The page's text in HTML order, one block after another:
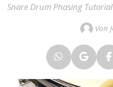
Snare Drum Phasing Tutorial
Von